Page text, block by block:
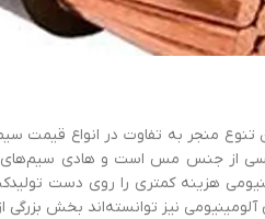
منجر به تفاوت در انواع قیمت
از جنس مس است و هادی سیم‌های
هزینه کمتری را روی دست
نیز توانسته‌اند بخش بزرگی